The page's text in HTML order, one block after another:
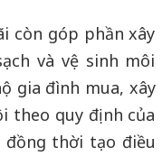
còn góp phần xây
và vệ sinh môi
gia đình mua, xây
theo quy định của
đồng thời tạo điều